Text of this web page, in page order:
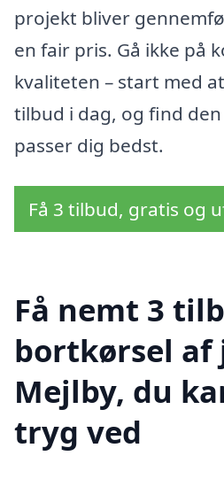
projekt bliver
en fair pris. Gå ikke på
kvaliteten – start med
tilbud i dag, og find
passer dig bedst.
Få 3 tilbud, gratis og
Få nemt 3
bortkørsel af
Mejlby, du
tryg ved